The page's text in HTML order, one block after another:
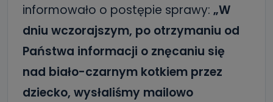
informowało o postępie sprawy: „W
dniu wczorajszym, po otrzymaniu od
Państwa informacji o znęcaniu się
nad biało-czarnym kotkiem przez
dziecko, wysłaliśmy mailowo